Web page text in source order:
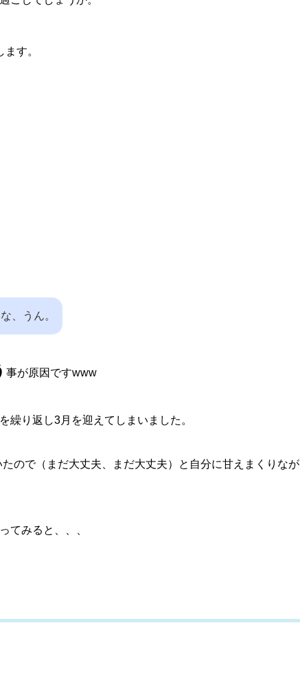
ます。
、うん。
事が原因ですwww
を繰り返し3月を迎えてしまいました。
ので（まだ大丈夫、まだ大丈夫）と自分に甘えまくりなが
てみると、、、